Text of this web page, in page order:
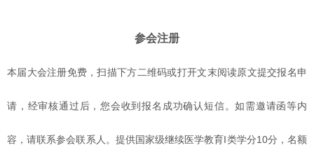
参会注册
本届大会注册免费，扫描下方二维码或打开文末阅读原文提交报名申
请，经审核通过后，您会收到报名成功确认短信。如需邀请函等内
容，请联系参会联系人。提供国家级继续医学教育I类学分10分，名额